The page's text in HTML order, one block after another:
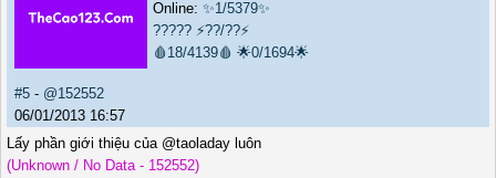
Online: ✨1/5379✨
????? ⚡??/??⚡
🩸18/4139🩸 🌟0/1694🌟
#5 - @152552
06/01/2013 16:57
Lấy phần giới thiệu của @taoladay luôn
(Unknown / No Data - 152552)